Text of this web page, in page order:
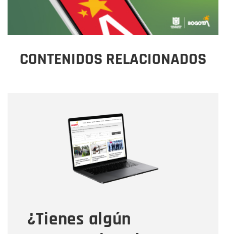
CONTENIDOS RELACIONADOS
¿Tienes algún
Correo electrónico
Tipo de comentario
Mensaje